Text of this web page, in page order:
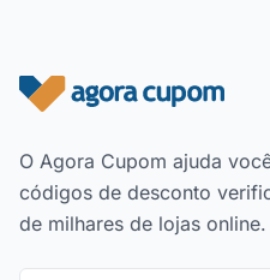
Rodapé do site
O Agora Cupom ajuda
códigos de desconto
de milhares de lojas online.